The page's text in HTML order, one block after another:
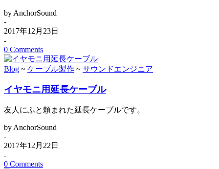
by AnchorSound
-
2017年12月23日
-
0 Comments
Blog ~ ケーブル製作 ~ サウンドエンジニア
イヤモニ用延長ケーブル
友人にふと頼まれた延長ケーブルです。
by AnchorSound
-
2017年12月22日
-
0 Comments